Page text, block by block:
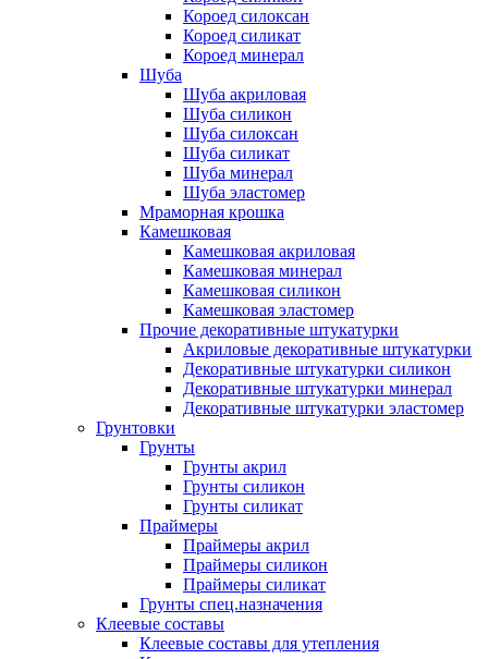
Короед силоксан
Короед силикат
Короед минерал
Шуба
Шуба акриловая
Шуба силикон
Шуба силоксан
Шуба силикат
Шуба минерал
Шуба эластомер
Мраморная крошка
Камешковая
Камешковая акриловая
Камешковая минерал
Камешковая силикон
Камешковая эластомер
Прочие декоративные штукатурки
Акриловые декоративные штукатурки
Декоративные штукатурки силикон
Декоративные штукатурки минерал
Декоративные штукатурки эластомер
Грунтовки
Грунты
Грунты акрил
Грунты силикон
Грунты силикат
Праймеры
Праймеры акрил
Праймеры силикон
Праймеры силикат
Грунты спец.назначения
Клеевые составы
Клеевые составы для утепления